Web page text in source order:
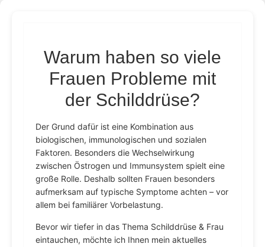
Warum haben so viele
Frauen Probleme mit
der Schilddrüse?
Der Grund dafür ist eine Kombination aus
biologischen, immunologischen und sozialen
Faktoren. Besonders die Wechselwirkung
zwischen Östrogen und Immunsystem spielt eine
große Rolle. Deshalb sollten Frauen besonders
aufmerksam auf typische Symptome achten – vor
allem bei familiärer Vorbelastung.
Bevor wir tiefer in das Thema Schilddrüse & Frau
eintauchen, möchte ich Ihnen mein aktuelles